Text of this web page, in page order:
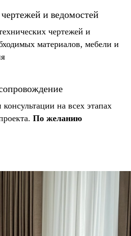
чертежей и ведомостей
чертежей и
материалов, мебели и
на всех этапах
По желанию